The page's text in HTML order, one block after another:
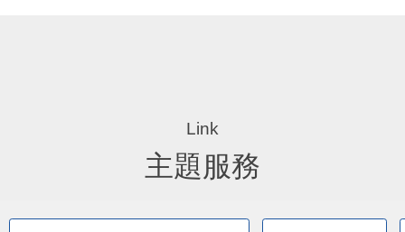
主題服務